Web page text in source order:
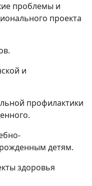
проблемы и
проекта
и
профилактики
детям.
здоровья